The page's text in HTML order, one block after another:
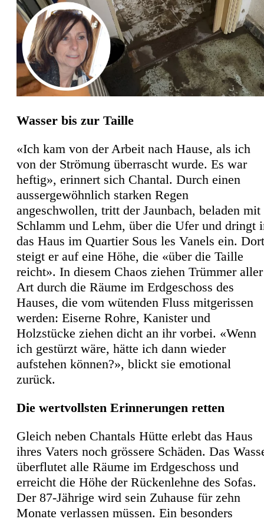
Wasser bis zur Taille
«Ich kam von der Arbeit nach Hause, als ich
von der Strömung überrascht wurde. Es war
heftig», erinnert sich Chantal. Durch einen
aussergewöhnlich starken Regen
angeschwollen, tritt der Jaunbach, beladen mit
Schlamm und Lehm, über die Ufer und dringt
das Haus im Quartier Sous les Vanels ein. Dort
steigt er auf eine Höhe, die «über die Taille
reicht». In diesem Chaos ziehen Trümmer aller
Art durch die Räume im Erdgeschoss des
Hauses, die vom wütenden Fluss mitgerissen
werden: Eiserne Rohre, Kanister und
Holzstücke ziehen dicht an ihr vorbei. «Wenn
ich gestürzt wäre, hätte ich dann wieder
aufstehen können?», blickt sie emotional
zurück.
Die wertvollsten Erinnerungen retten
Gleich neben Chantals Hütte erlebt das Haus
ihres Vaters noch grössere Schäden. Das
überflutet alle Räume im Erdgeschoss und
erreicht die Höhe der Rückenlehne des Sofas.
Der 87-Jährige wird sein Zuhause für zehn
Monate verlassen müssen. Ein besonders